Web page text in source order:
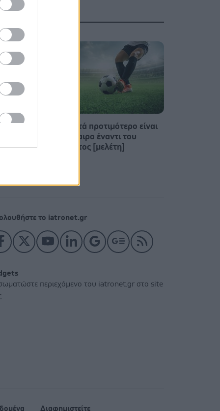
Για υγιή οστά προτιμότερο είναι
το ποδόσφαιρο έναντι του
περπατήματος [μελέτη]
το iatronet.gr
περιεχόμενο του iatronet.gr στο site
Διαφημιστείτε